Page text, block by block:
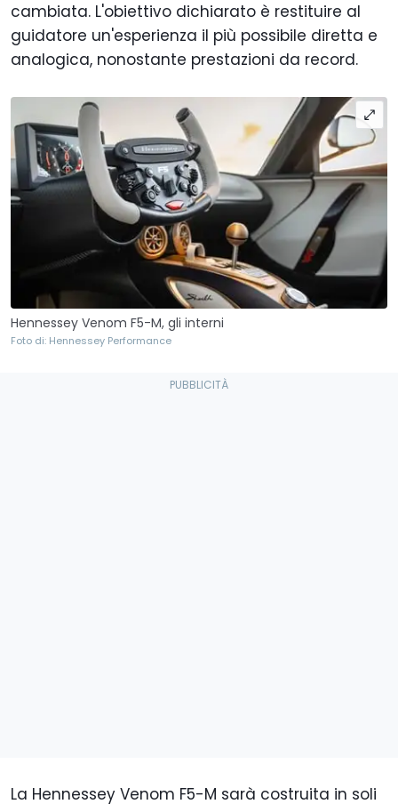
cambiata. L'obiettivo dichiarato è restituire al
guidatore un'esperienza il più possibile diretta e
analogica, nonostante prestazioni da record.
Hennessey Venom F5-M, gli interni
Foto di: Hennessey Performance
La Hennessey Venom F5-M sarà costruita in soli